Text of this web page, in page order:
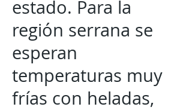
estado. Para la
región serrana se
esperan
temperaturas muy
frías con heladas,